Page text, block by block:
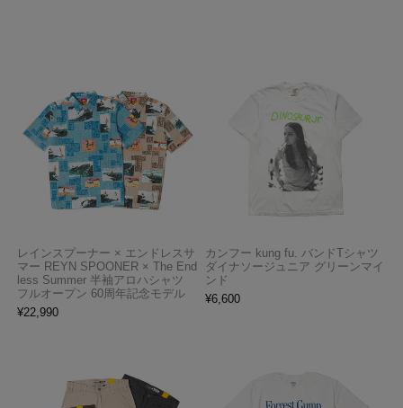
レインスプーナー × エンドレスサ
マー REYN SPOONER × The End
less Summer 半袖アロハシャツ
フルオープン 60周年記念モデル
¥22,990
カンフー kung fu. バンドTシャツ
ダイナソージュニア グリーンマイ
ンド
¥6,600